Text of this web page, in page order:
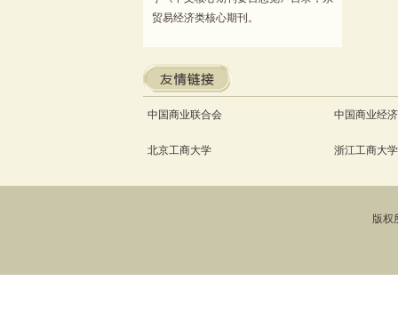
贸易经济类核心期刊。
中国商业联合会 中国商业经
北京工商大学 浙江工商大学
版